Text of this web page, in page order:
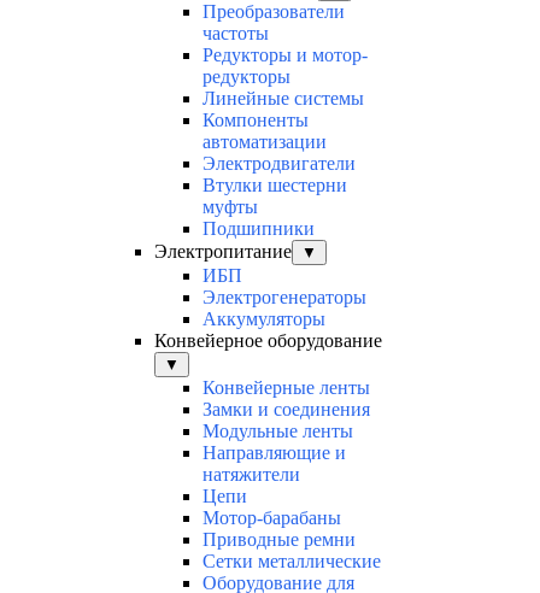
Преобразователи
частоты
Редукторы и мотор-
редукторы
Линейные системы
Компоненты
автоматизации
Электродвигатели
Втулки шестерни
муфты
Подшипники
Электропитание
▼
ИБП
Электрогенераторы
Аккумуляторы
Конвейерное оборудование
▼
Конвейерные ленты
Замки и соединения
Модульные ленты
Направляющие и
натяжители
Цепи
Мотор-барабаны
Приводные ремни
Сетки металлические
Оборудование для